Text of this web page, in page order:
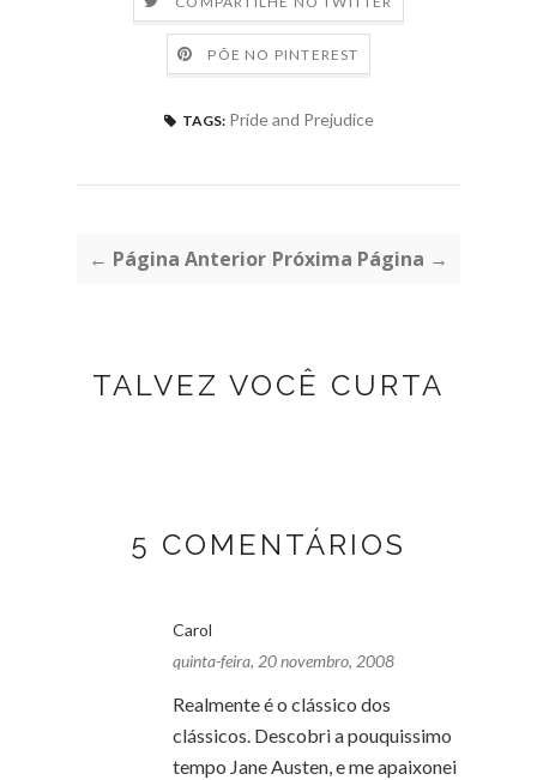
PÕE NO PINTEREST
TAGS: Pride and Prejudice
← Página Anterior Próxima Página →
TALVEZ VOCÊ CURTA
5 COMENTÁRIOS
Carol
quinta-feira, 20 novembro, 2008
Realmente é o clássico dos
clássicos. Descobri a pouquissimo
tempo Jane Austen, e me apaixonei